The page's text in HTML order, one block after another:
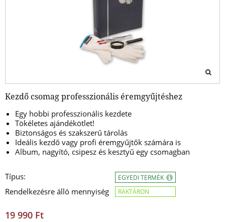
Kezdő csomag professzionális éremgyűjtéshez
Egy hobbi professzionális kezdete
Tökéletes ajándékötlet!
Biztonságos és szakszerű tárolás
Ideális kezdő vagy profi éremgyűjtők számára is
Album, nagyító, csipesz és kesztyű egy csomagban
Típus:
Rendelkezésre álló mennyiség
EGYEDI TERMÉK
RAKTÁRON
19 990 Ft